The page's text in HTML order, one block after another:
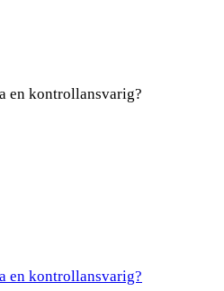
en kontrollansvarig?
en kontrollansvarig?